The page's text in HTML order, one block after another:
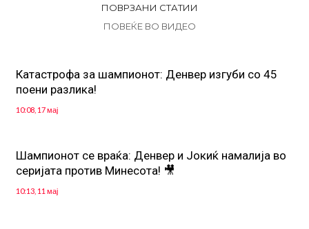
ПОВРЗАНИ СТАТИИ
ПОВЕЌЕ ВО ВИДЕО
Катастрофа за шампионот: Денвер изгуби со 45
поени разлика!
10:08, 17 мај
Шампионот се враќа: Денвер и Јокиќ намалија во
серијата против Минесота! 🎥
10:13, 11 мај